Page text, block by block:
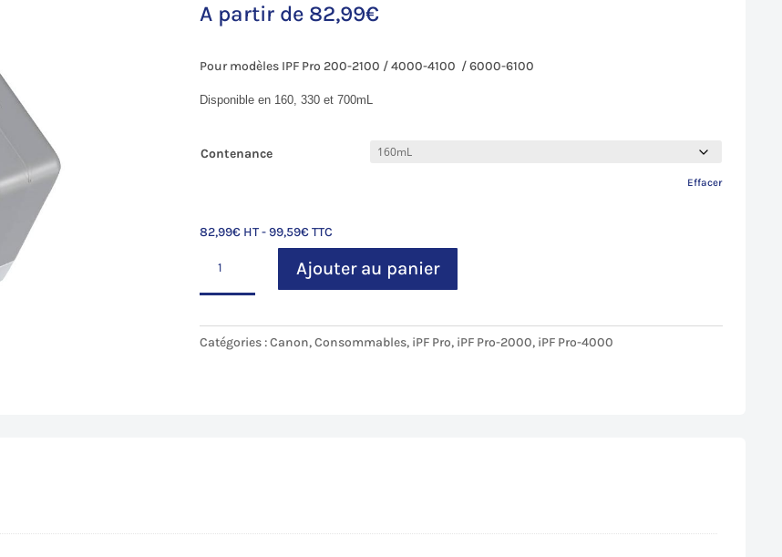
A partir de 82,99€
Pour modèles IPF Pro 200-2100 / 4000-4100 / 6000-6100
Disponible en 160, 330 et 700mL
Contenance
Effacer
82,99€ HT -99,59€TTC
Gris
(PGY)
Ajouter au panier
Catégories :Canon,Consommables, iPF Pro, iPF Pro-2000, iPF Pro-4000